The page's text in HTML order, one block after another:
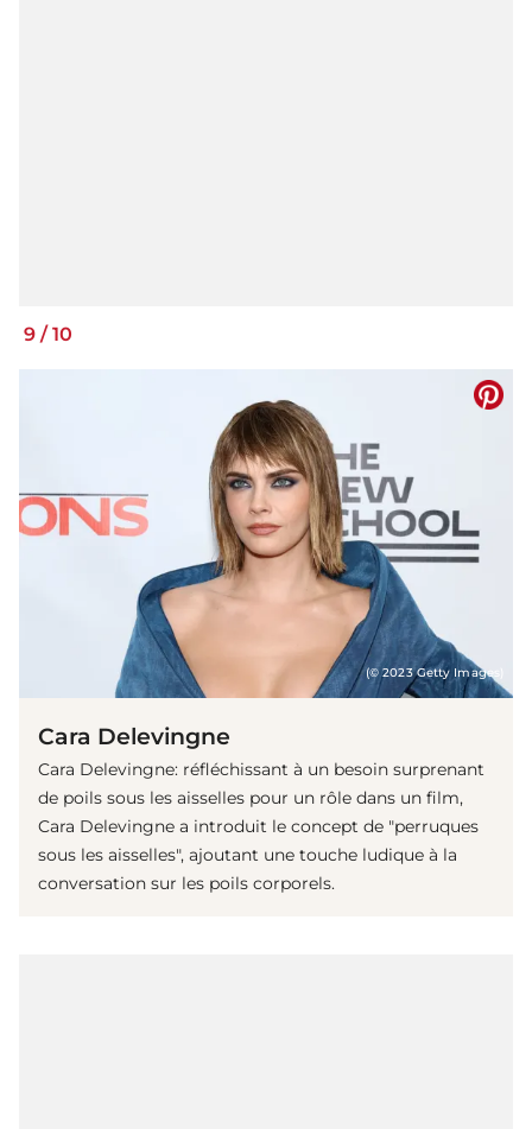
9 /10
(© 2023 Getty Images)
Cara Delevingne
Cara Delevingne: réfléchissant à un besoin surprenant
de poils sous les aisselles pour un rôle dans un film,
Cara Delevingne a introduit le concept de "perruques
sous les aisselles", ajoutant une touche ludique à la
conversation sur les poils corporels.